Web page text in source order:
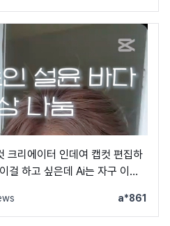
터 인데여 캡컷 편집하
은데 Ai는 자구 이상
a*861